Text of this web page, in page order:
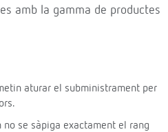
amb la gamma de productes
aturar el subministrament per
no se sàpiga exactament el rang